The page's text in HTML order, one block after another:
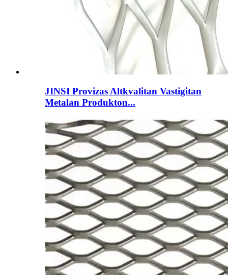
JINSI Provizas Altkvalitan Vastigitan
Metalan Produkton...